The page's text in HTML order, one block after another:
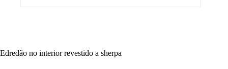
Edredão no interior revestido a sherpa